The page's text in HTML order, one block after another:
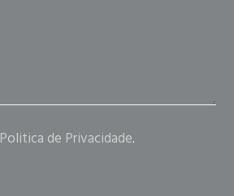
Politica de Privacidade.